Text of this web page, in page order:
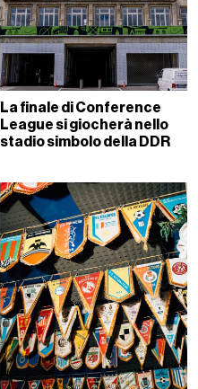
La finale di Conference
League si giocherà nello
stadio simbolo della DDR